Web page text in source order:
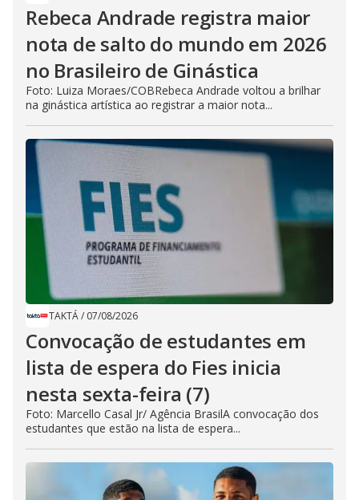
Rebeca Andrade registra maior
nota de salto do mundo em 2026
no Brasileiro de Ginástica
Foto: Luiza Moraes/COBRebeca Andrade voltou a brilhar
na ginástica artística ao registrar a maior nota...
TAKTÁ/ 07/08/2026
Convocação de estudantes em
lista de espera do Fies inicia
nesta sexta-feira (7)
Foto: Marcello Casal Jr/ Agência BrasilA convocação dos
estudantes que estão na lista de espera...